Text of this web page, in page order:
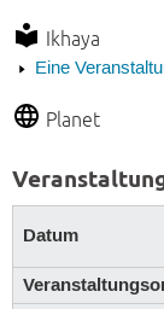
Ikhaya
Eine
Planet
Datum